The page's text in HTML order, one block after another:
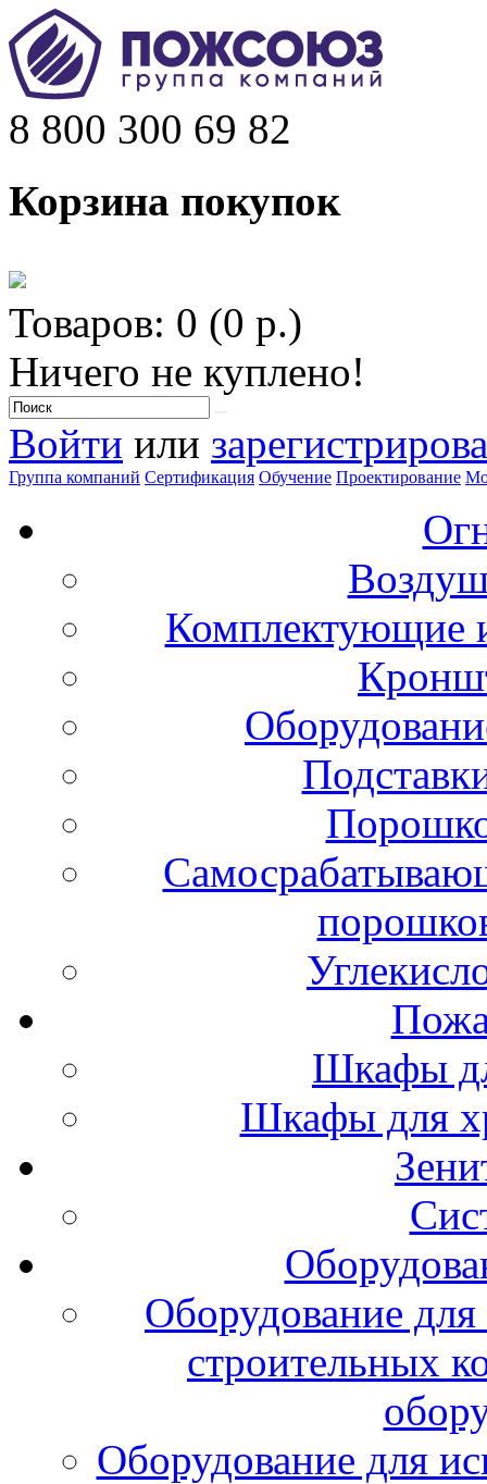
8 800 300 69 82
Корзина покупок
Товаров: 0 (0 р.)
Ничего не куплено!
Войти или
Группа компаний Сертификация Обучение Проектирование
Комплектующие
Шкафы
Шкафы для
Оборудование
строительных
Оборудование для